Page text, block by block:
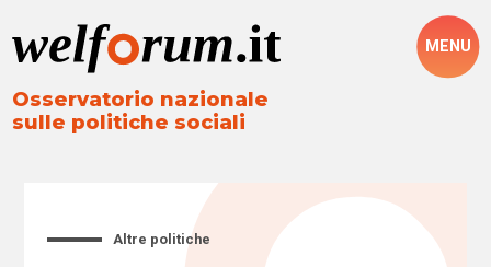
Osservatorio nazionale
sulle politiche sociali
MENU
Altre politiche